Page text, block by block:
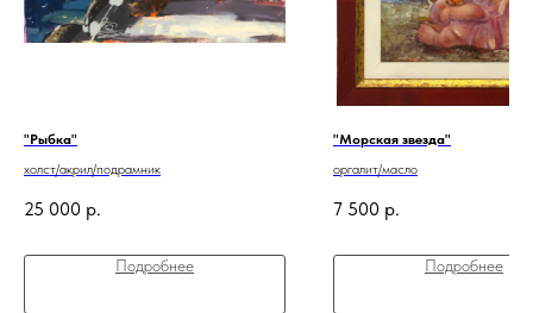
"Рыбка"
холст/акрил/подрамник
25 000 р.
Подробнее
"Морская звезда"
оргалит/масло
7 500 р.
Подробнее